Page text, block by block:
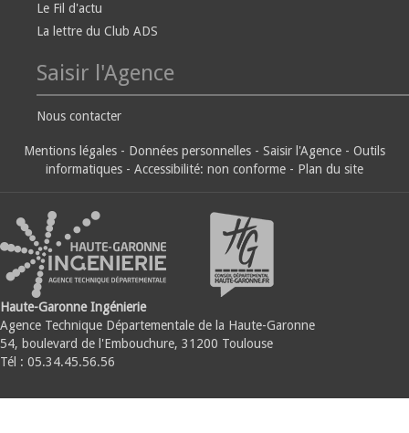
Le Fil d'actu
La lettre du Club ADS
Saisir l'Agence
Nous contacter
Mentions légales - Données personnelles - Saisir l'Agence - Outils
informatiques - Accessibilité: non conforme - Plan du site
Haute-Garonne Ingénierie
Agence Technique Départementale de la Haute-Garonne
54, boulevard de l'Embouchure, 31200 Toulouse
Tél : 05.34.45.56.56